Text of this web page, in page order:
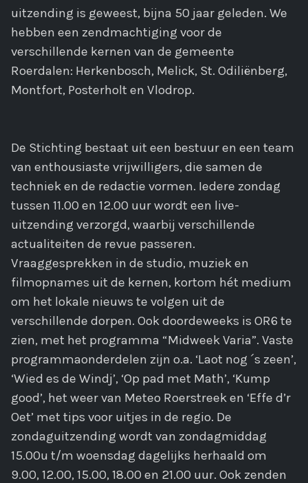
uitzending is geweest, bijna 50 jaar geleden. We
hebben een zendmachtiging voor de
verschillende kernen van de gemeente
Roerdalen: Herkenbosch, Melick, St. Odiliënberg,
Montfort, Posterholt en Vlodrop.
De Stichting bestaat uit een bestuur en een team
van enthousiaste vrijwilligers, die samen de
techniek en de redactie vormen. Iedere zondag
tussen 11.00 en 12.00 uur wordt een live-
uitzending verzorgd, waarbij verschillende
actualiteiten de revue passeren.
Vraaggesprekken in de studio, muziek en
filmopnames uit de kernen, kortom hét medium
om het lokale nieuws te volgen uit de
verschillende dorpen. Ook doordeweeks is OR6 te
zien, met het programma “Midweek Varia”. Vaste
programmaonderdelen zijn o.a. ‘Laot nog ´s zeen’,
‘Wied es de Windj’, ‘Op pad met Math’, ‘Kump
good’, het weer van Meteo Roerstreek en ‘Effe d’r
Oet’ met tips voor uitjes in de regio. De
zondaguitzending wordt van zondagmiddag
15.00u t/m woensdag dagelijks herhaald om
9.00, 12.00, 15.00, 18.00 en 21.00 uur. Ook zenden